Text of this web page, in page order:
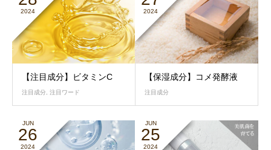
2024
【注目成分】ビタミンC
注目成分 注目ワード
2024
【保湿成分】コメ発酵液
注目成分
JUN
26
2024
JUN
25
2024